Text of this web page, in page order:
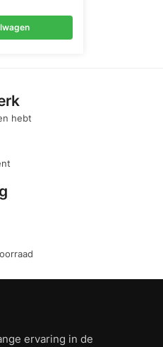
hebt
ervaring in de